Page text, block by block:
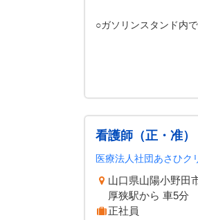
○ガソリンスタンド内
看護師（正・准）
医療法人社団あさひク
山口県山陽小野田
厚狭駅から 車5分
正社員